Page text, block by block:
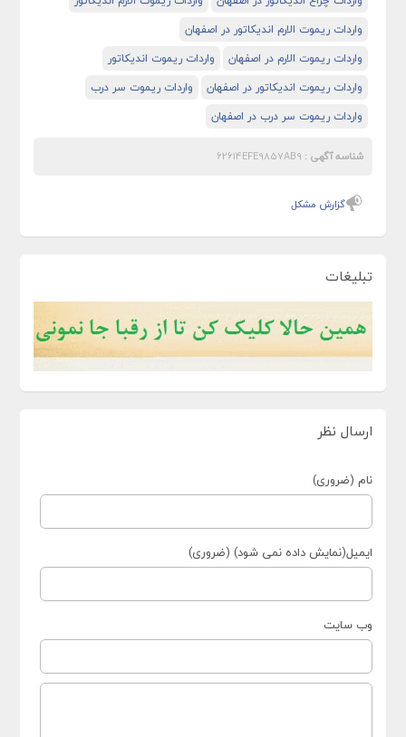
واردات ریموت الارم اندیکاتور در اصفهان
واردات ریموت الارم در اصفهان
واردات ریموت اندیکاتور
واردات ریموت اندیکاتور در اصفهان
واردات ریموت سر درب
واردات ریموت سر درب در اصفهان
شناسه آگهی :
گزارش مشکل
تبلیغات
ارسال نظر
نام (ضروری)
ایمیل(نمایش داده نمی شود) (ضروری)
وب سایت